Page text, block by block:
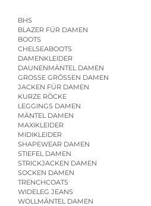
BHS
BLAZER FÜR DAMEN
BOOTS
CHELSEABOOTS
DAMENKLEIDER
DAUNENMÄNTEL DAMEN
GROSSE GRÖSSEN DAMEN
JACKEN FÜR DAMEN
KURZE RÖCKE
LEGGINGS DAMEN
MÄNTEL DAMEN
MAXIKLEIDER
MIDIKLEIDER
SHAPEWEAR DAMEN
STIEFEL DAMEN
STRICKJACKEN DAMEN
SOCKEN DAMEN
TRENCHCOATS
WIDELEG JEANS
WOLLMÄNTEL DAMEN